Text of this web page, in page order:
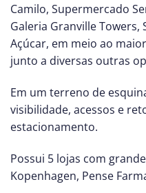
Camilo, Supermercado
Galeria Granville Towers,
Açúcar, em meio ao
junto a diversas outras
Em um terreno de
visibilidade, acessos e
estacionamento.
Possui 5 lojas com
Kopenhagen, Pense